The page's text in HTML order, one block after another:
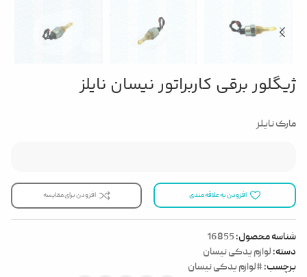
ژیگلور برقی کاربراتور نیسان نایلز
مارک نایلز
افزودن به علاقه مندی افزودن برای مقایسه
شناسه محصول:16855
دسته: لوازم یدکی نیسان
برچسب:#لوازم یدکی نیسان